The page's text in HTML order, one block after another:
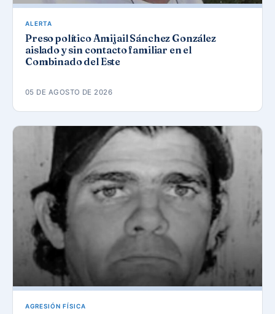
ALERTA
Preso político Amijail Sánchez González
aislado y sin contacto familiar en el
Combinado del Este
05 DE AGOSTO DE 2026
AGRESIÓN FÍSICA